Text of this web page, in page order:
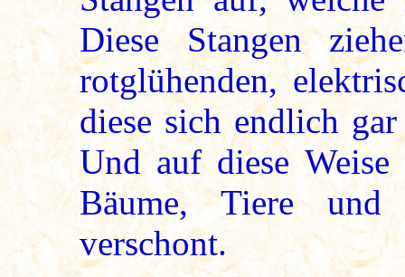
Diese Stangen
rotglühenden,
diese sich endlich
Und auf diese
Bäume, Tiere
verschont.